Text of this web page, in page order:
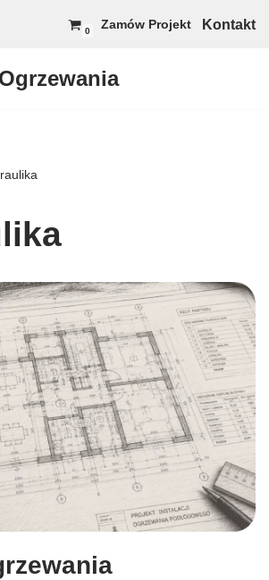
0 Zamów Projekt Kontakt